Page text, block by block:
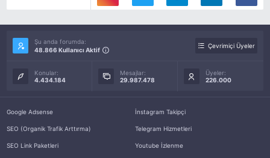
Şu anda forumda:
48.866 Kullanıcı Aktif
Çevrimiçi Üyeler
Konular:
4.434.184
Mesajlar:
29.987.478
Üyeler:
226.000
Google Adsense
SEO (Organik Trafik Arttırma)
SEO Link Paketleri
İnstagram Takipçi
Telegram Hizmetleri
Youtube İzlenme